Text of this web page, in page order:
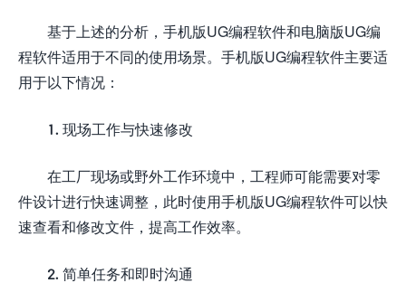
基于上述的分析，手机版UG编程软件和电脑版UG编
程软件适用于不同的使用场景。手机版UG编程软件主要适
用于以下情况：
1. 现场工作与快速修改
在工厂现场或野外工作环境中，工程师可能需要对零
件设计进行快速调整，此时使用手机版UG编程软件可以快
速查看和修改文件，提高工作效率。
2. 简单任务和即时沟通